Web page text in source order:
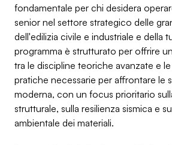
fondamentale per chi desidera
senior nel settore strategico delle
dell'edilizia civile e industriale e della
programma è strutturato per offrire
tra le discipline teoriche avanzate e
pratiche necessarie per affrontare le
moderna, con un focus prioritario
strutturale, sulla resilienza sismica e
ambientale dei materiali.